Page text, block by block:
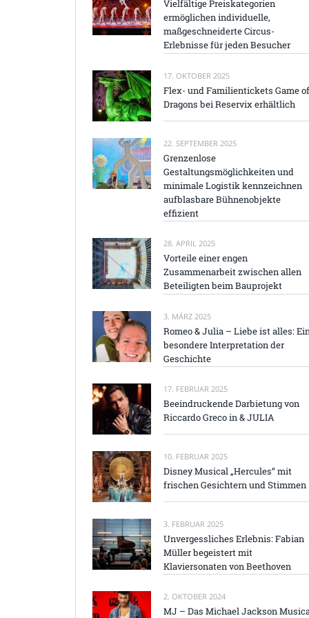
Vielfältige Preiskategorien
ermöglichen individuelle,
maßgeschneiderte Circus-
Erlebnisse für jeden Besucher
17. OKTOBER 2025
Flex- und Familientickets Game of
Dragons bei Reservix erhältlich
22. SEPTEMBER 2025
Grenzenlose
Gestaltungsmöglichkeiten und
minimale Logistik kennzeichnen
aufblasbare Bühnenobjekte
effizient
28. APRIL 2025
Vorteile einer engen
Zusammenarbeit zwischen allen
Beteiligten beim Bauprojekt
3. MÄRZ 2025
Romeo & Julia – Liebe ist alles:
besondere Interpretation der
Geschichte
17. FEBRUAR 2025
Beeindruckende Darbietung von
Riccardo Greco in & JULIA
10. FEBRUAR 2025
Disney Musical „Hercules“ mit
frischen Gesichtern und Stimmen
3. FEBRUAR 2025
Unvergessliches Erlebnis: Fabian
Müller begeistert mit
Klaviersonaten von Beethoven
2. OKTOBER 2024
MJ – Das Michael Jackson